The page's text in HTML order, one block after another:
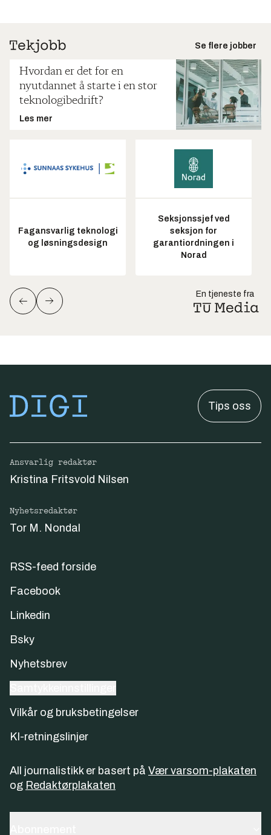
Se flere jobber
Hvordan er det for en
nyutdannet å starte i en stor
teknologibedrift?
Les mer
Fagansvarlig teknologi
og løsningsdesign
Seksjonssjef ved
seksjon for
garantiordningen i
Norad
En tjeneste fra
Tips oss
Ansvarlig redaktør
Kristina Fritsvold Nilsen
Nyhetsredaktør
Tor M. Nondal
RSS-feed forside
Facebook
Linkedin
Bsky
Nyhetsbrev
Vilkår og bruksbetingelser
KI-retningslinjer
All journalistikk er basert på Vær varsom-plakaten
og Redaktørplakaten